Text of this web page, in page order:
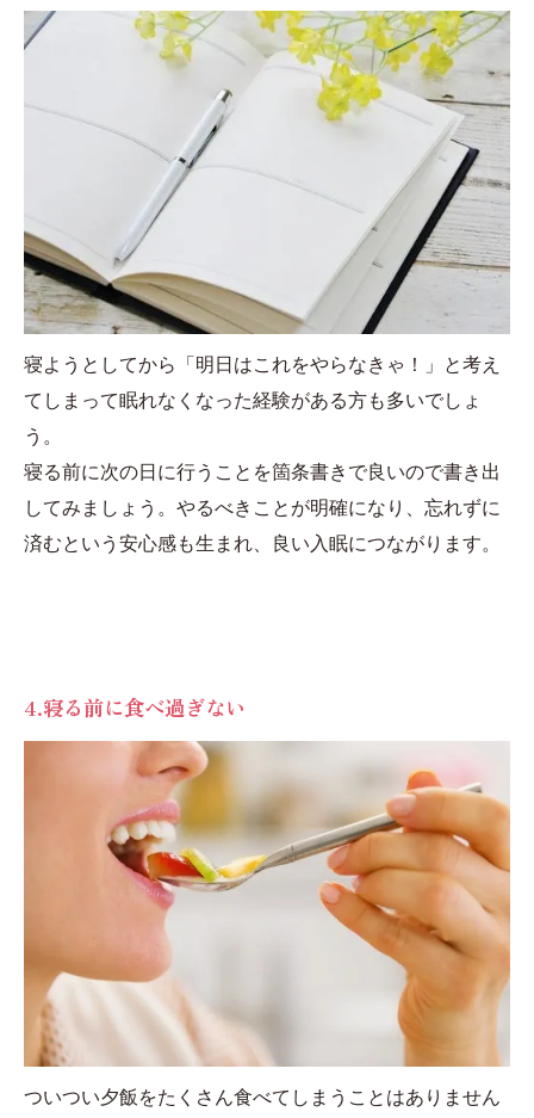
寝ようとしてから「明日はこれをやらなきゃ！」と考え
てしまって眠れなくなった経験がある方も多いでしょ
う。
寝る前に次の日に行うことを箇条書きで良いので書き出
してみましょう。やるべきことが明確になり、忘れずに
済むという安心感も生まれ、良い入眠につながります。
4.寝る前に食べ過ぎない
ついつい夕飯をたくさん食べてしまうことはありません